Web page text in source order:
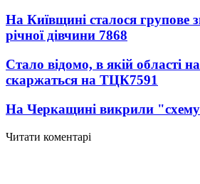
На Київщині сталося групове
річної дівчини 7868
Стало відомо, в якій області
скаржаться на ТЦК7591
На Черкащині викрили
Читати коментарі